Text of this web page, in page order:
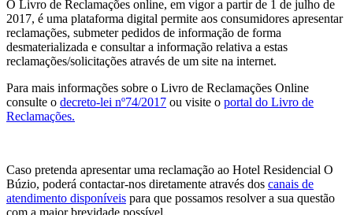
O Livro de Reclamações online, em vigor a partir de 1 de julho de
2017, é uma plataforma digital permite aos consumidores apresentar
reclamações, submeter pedidos de informação de forma
desmaterializada e consultar a informação relativa a estas
reclamações/solicitações através de um site na internet.
Para mais informações sobre o Livro de Reclamações Online
consulte o decreto-lei nº74/2017 ou visite o portal do Livro de
Reclamações.
Caso pretenda apresentar uma reclamação ao Hotel Residencial O
Búzio, poderá contactar-nos diretamente através dos canais de
atendimento disponíveis para que possamos resolver a sua questão
com a maior brevidade possível.